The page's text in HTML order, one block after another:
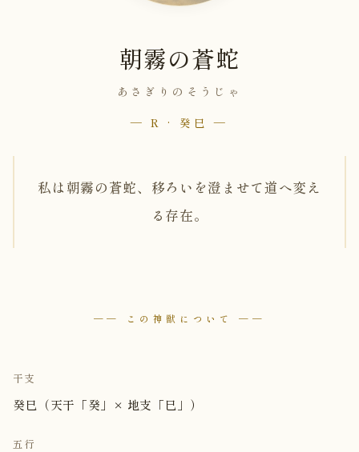
朝霧の蒼蛇
あさぎりのそうじゃ
— R · 癸巳 —
私は朝霧の蒼蛇、移ろいを澄ませて道へ変え
る存在。
── この神獣について ──
干支
癸巳（天干「癸」× 地支「巳」）
五行